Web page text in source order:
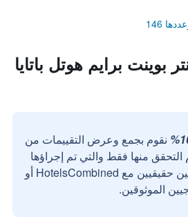
146
بوينت برايم هوتل باتايا
نقوم بجمع وعرض التقييمات من
التحقق منها فقط والتي تم إجراؤها
بواسطة مستخدمين حقيقيين مع HotelsCombined أو
الموثوقين.